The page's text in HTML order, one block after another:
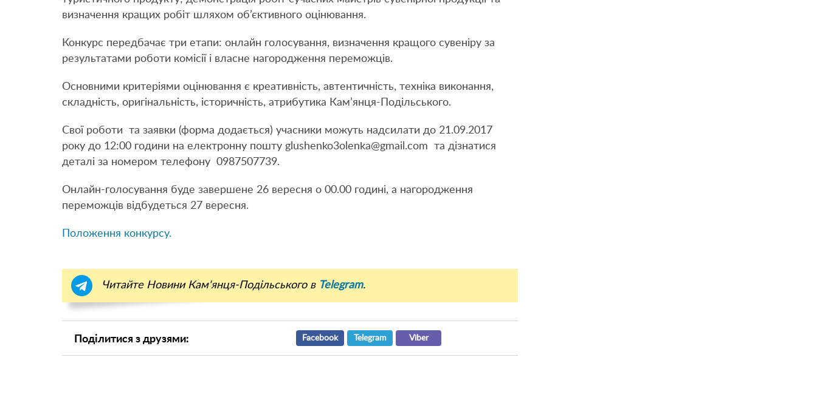
визначення кращих робіт шляхом об’єктивного оцінювання.
Конкурс передбачає три етапи: онлайн голосування, визначення кращого сувеніру за
результатами роботи комісії і власне нагородження переможців.
Основними критеріями оцінювання є креативність, автентичність, техніка виконання,
складність, оригінальність, історичність, атрибутика Кам’янця-Подільського.
Свої роботи та заявки (форма додається) учасники можуть надсилати до 21.09.2017
року до 12:00 години на електронну пошту glushenko3olenka@gmail.com та дізнатися
деталі за номером телефону 0987507739.
Онлайн-голосування буде завершене 26 вересня о 00.00 годині, а нагородження
переможців відбудеться 27 вересня.
Положення конкурсу.
Читайте Новини Кам'янця-Подільського в Telegram.
Поділитися з друзями: Facebook Telegram Viber